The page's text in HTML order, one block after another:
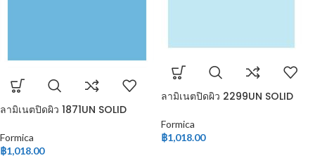
ลามิเนตปิดผิว 1871UN SOLID
Formica
฿1,018.00
ลามิเนตปิดผิว 2299UN SOLID
Formica
฿1,018.00